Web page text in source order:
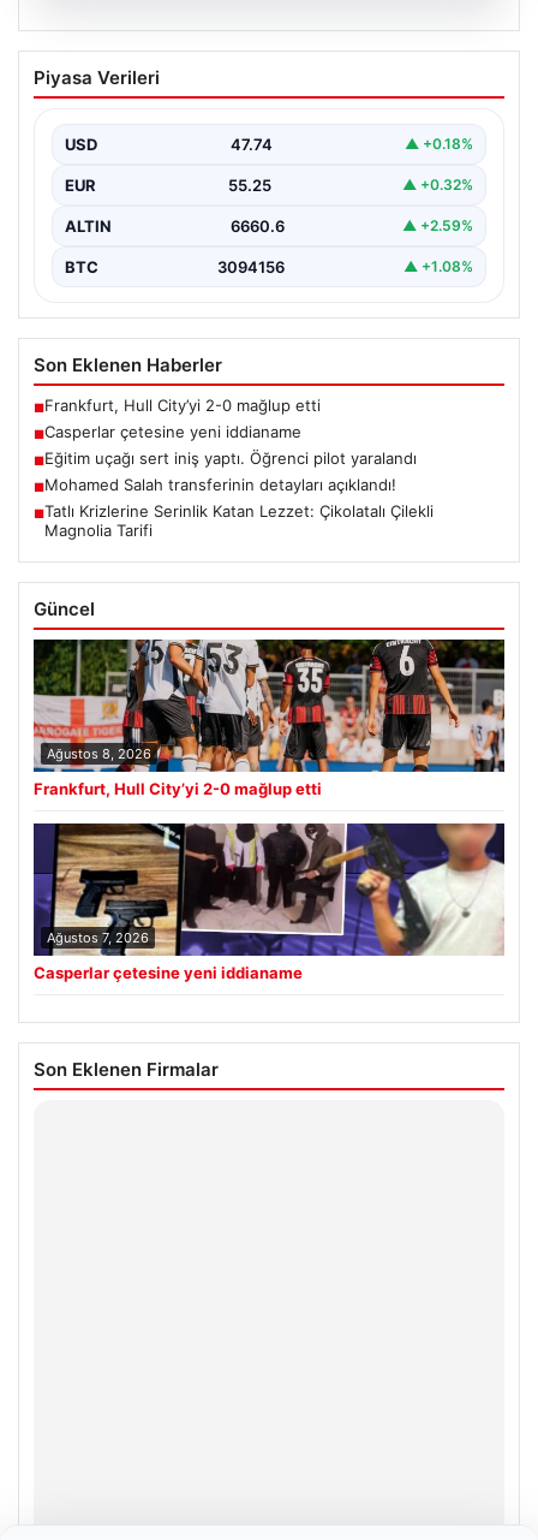
Casperlar çetesine yeni iddianame
Piyasa Verileri
USD 47.74 ▲ +0.18%
EUR 55.25 ▲ +0.32%
ALTIN 6660.6 ▲ +2.59%
BTC 3094156 ▲ +1.08%
Son Eklenen Haberler
■Frankfurt, Hull City’yi 2-0 mağlup etti
■Casperlar çetesine yeni iddianame
■Eğitim uçağı sert iniş yaptı. Öğrenci pilot yaralandı
■Mohamed Salah transferinin detayları açıklandı!
■Tatlı Krizlerine Serinlik Katan Lezzet: Çikolatalı Çilekli
Magnolia Tarifi
Güncel
Ağustos 8, 2026
Frankfurt, Hull City’yi 2-0 mağlup etti
Ağustos 7, 2026
Casperlar çetesine yeni iddianame
Son Eklenen Firmalar